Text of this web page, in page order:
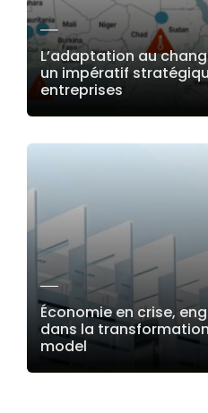
L’adaptation au
un impératif
entreprises
Économie en crise,
dans la
model